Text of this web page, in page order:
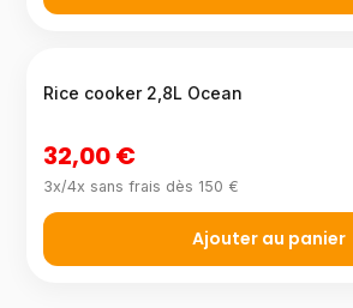
Rice cooker 2,8L Ocean
32,00 €
3x/4x sans frais dès 150 €
Ajouter au panier